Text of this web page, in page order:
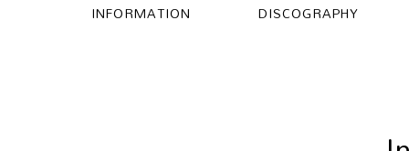
INFORMATION DISCOGRAPHY